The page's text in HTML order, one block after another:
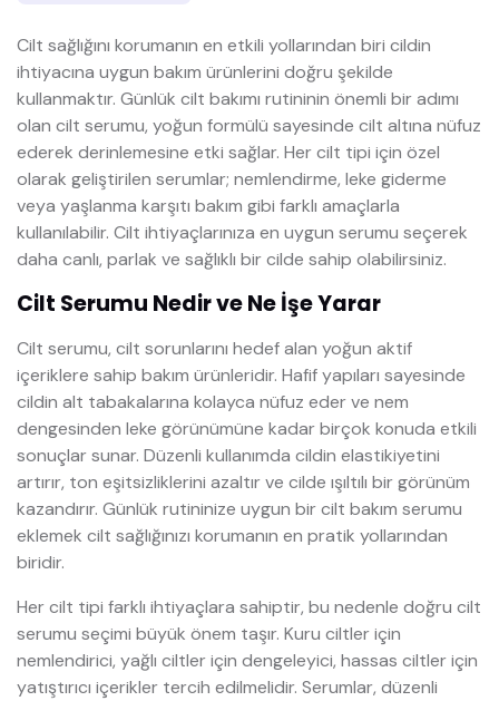
Cilt sağlığını korumanın en etkili yollarından biri cildin
ihtiyacına uygun bakım ürünlerini doğru şekilde
kullanmaktır. Günlük cilt bakımı rutininin önemli bir adımı
olan cilt serumu, yoğun formülü sayesinde cilt altına nüfuz
ederek derinlemesine etki sağlar. Her cilt tipi için özel
olarak geliştirilen serumlar; nemlendirme, leke giderme
veya yaşlanma karşıtı bakım gibi farklı amaçlarla
kullanılabilir. Cilt ihtiyaçlarınıza en uygun serumu seçerek
daha canlı, parlak ve sağlıklı bir cilde sahip olabilirsiniz.
Cilt Serumu Nedir ve Ne İşe Yarar
Cilt serumu, cilt sorunlarını hedef alan yoğun aktif
içeriklere sahip bakım ürünleridir. Hafif yapıları sayesinde
cildin alt tabakalarına kolayca nüfuz eder ve nem
dengesinden leke görünümüne kadar birçok konuda etkili
sonuçlar sunar. Düzenli kullanımda cildin elastikiyetini
artırır, ton eşitsizliklerini azaltır ve cilde ışıltılı bir görünüm
kazandırır. Günlük rutininize uygun bir cilt bakım serumu
eklemek cilt sağlığınızı korumanın en pratik yollarından
biridir.
Her cilt tipi farklı ihtiyaçlara sahiptir, bu nedenle doğru cilt
serumu seçimi büyük önem taşır. Kuru ciltler için
nemlendirici, yağlı ciltler için dengeleyici, hassas ciltler için
yatıştırıcı içerikler tercih edilmelidir. Serumlar, düzenli